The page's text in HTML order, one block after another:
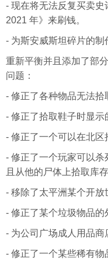
- 现在将无法反复买卖史
2021 年》来刷钱。
- 为斯安威斯坦碎片的制
重新平衡并且添加了部
问题：
- 修正了各种物品无法拾
- 修正了拾取鞋子时显示
- 修正了一个可以在北区
- 修正了一个玩家可以杀
且从他的尸体上拾取库
- 移除了太平洲某个开放
- 修正了某个垃圾物品的
- 为公司广场成人用品商
- 修正了一个某些稀有物